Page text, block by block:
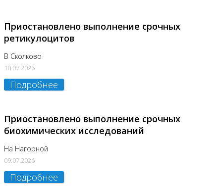
Приостановлено выполнение срочных
ретикулоцитов
В Сколково
10.07.2026
Подробнее
Приостановлено выполнение срочных
биохимических исследований
На Нагорной
09.07.2026
Подробнее